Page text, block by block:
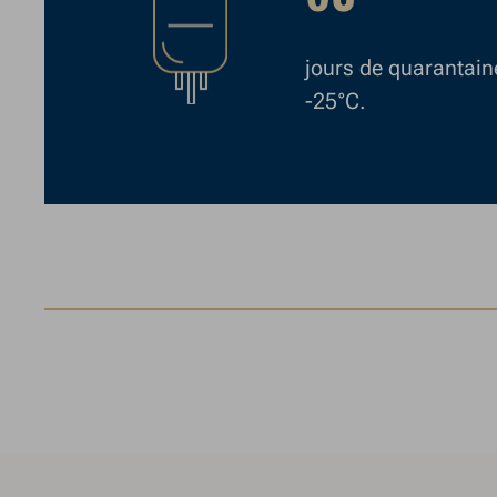
jours de
-25°C.